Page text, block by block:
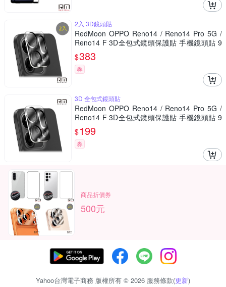
2入 3D鏡頭貼
RedMoon OPPO Reno14 / Reno14 Pro 5G /
Reno14 F 3D全包式鏡頭保護貼 手機鏡頭貼 9
H玻璃保貼 2入
$383
券
3D 全包式鏡頭貼
RedMoon OPPO Reno14 / Reno14 Pro 5G /
Reno14 F 3D全包式鏡頭保護貼 手機鏡頭貼 9
H玻璃保貼
$199
券
商品折價券
500元
Yahoo台灣電子商務 版權所有 © 2026 服務條款(更新)